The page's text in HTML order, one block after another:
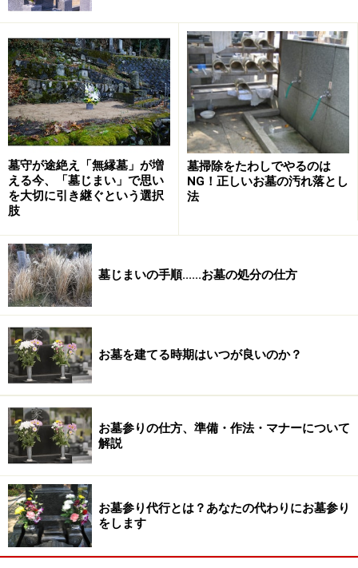
近年「離檀料」という言葉がよく使われるようになりま
した。離檀料はあくまでお布施ですから、基本的にはお
礼であり、また仏様への感謝の気持ちを表したもの。金
額に決まりがあるわけではないのですが、一部のお寺で
はこの離檀料にまつわるトラブルが発生しています。
離檀料の相場
相場。住職に訪ねてもほとんどは「お気持ちで」と答え
る程度で、いくら包めばいいのか悩むところです。
お布施の相場は地域によって、寺院の格によって、また
これまでのお付き合いによって違いますが、一般的には
法要１回分程度を目安にすると良いと思います。金額に
すると３万～15万円、多くても20万円といったところで
しょうか。
ところが中には「離檀を申し出たら、高額な離檀料を要
求された」というように、稀にではありますが、車一台
が買えてしまうような額の離檀料を要求されることもあ
ります。高額な離檀料は支払わなければいけないのでし
ょうか？
墓守が途絶え「無縁墓」が増
える今、「墓じまい」で思い
を大切に引き継ぐという選択
肢
墓掃除をたわしでやるのは
NG！正しいお墓の汚れ落とし
法
墓じまいの手順......お墓の処分の仕方
お墓を建てる時期はいつが良いのか？
お墓参りの仕方、準備・作法・マナーについて
解説
お墓参り代行とは？あなたの代わりにお墓参り
をします